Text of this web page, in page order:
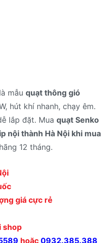
là mẫu quạt thông gió
hút khí nhanh, chạy êm.
lắp đặt. Mua quạt Senko
nội thành Hà Nội khi mua
12 tháng.
giá cực rẻ
shop
hoặc 0932.385.388